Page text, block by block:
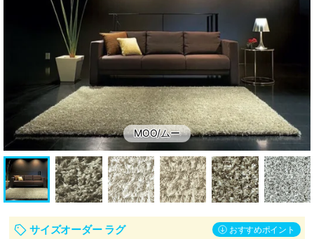
MOO/ムー
サイズオーダー ラグ おすすめポイント